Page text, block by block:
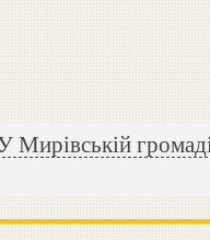
Мирівській